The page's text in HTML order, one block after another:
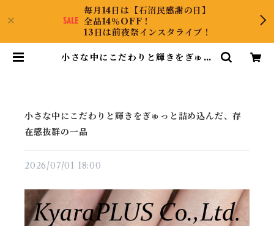
毎月14日は【石沼民感謝の日】
全品14％OFF！
13日は前夜祭インスタライブ！
小さな中にこだわりと輝きをぎゅっ
小さな中にこだわりと輝きをぎゅっと詰め込んだ、存
在感抜群の一品
2026/07/01 18:00